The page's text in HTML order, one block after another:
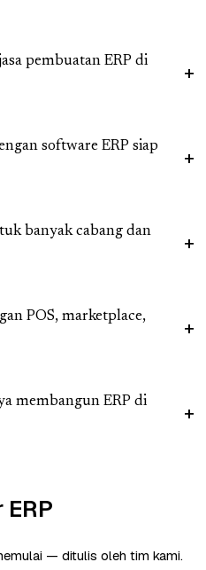
pembuatan ERP di
software ERP siap
banyak cabang dan
POS, marketplace,
membangun ERP di
— ditulis oleh tim kami.